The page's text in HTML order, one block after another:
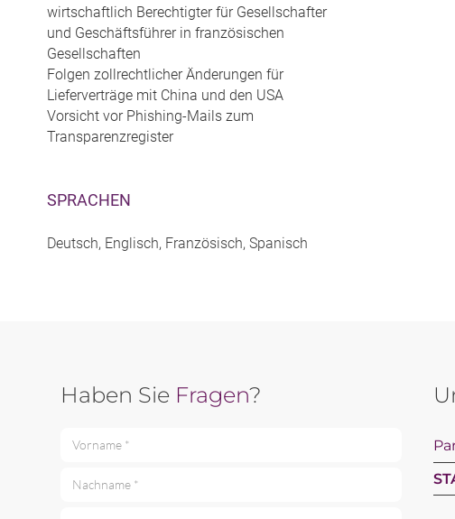
wirtschaftlich Berechtigter für Gesellschafter
und Geschäftsführer in französischen
Gesellschaften
Folgen zollrechtlicher Änderungen für
Lieferverträge mit China und den USA
Vorsicht vor Phishing-Mails zum
Transparenzregister
SPRACHEN
Deutsch, Englisch, Französisch, Spanisch
Haben Sie Fragen?
Vorname *
Nachname *